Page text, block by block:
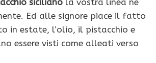
siciliano la vostra linea ne
Ed alle signore piace il fatto
in estate, l’olio, il pistacchio e
essere visti come alleati verso